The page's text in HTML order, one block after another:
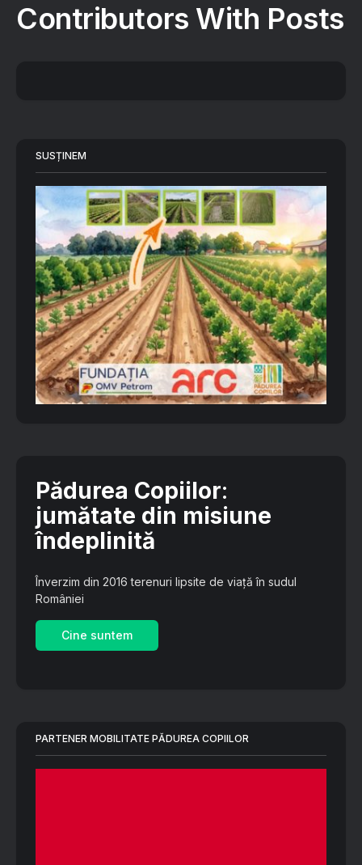
Contributors With Posts
SUSȚINEM
Pădurea Copiilor:
jumătate din misiune
îndeplinită
Înverzim din 2016 terenuri lipsite de viață în sudul
României
Cine suntem
PARTENER MOBILITATE PĂDUREA COPIILOR